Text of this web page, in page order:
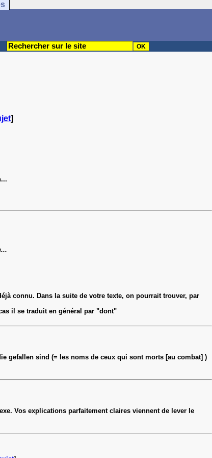
]
connu. Dans la suite de votre texte, on pourrait trouver, par
il se traduit en général par "dont"
gefallen sind (= les noms de ceux qui sont morts [au combat] )
Vos explications parfaitement claires viennent de lever le